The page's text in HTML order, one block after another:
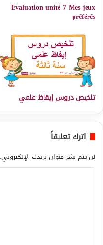
Evaluation unité 7 Mes jeux
préférés
تلخيص دروس إيقاظ علمي
اترك تعليقاً
لن يتم نشر عنوان بريدك الإلكتروني.